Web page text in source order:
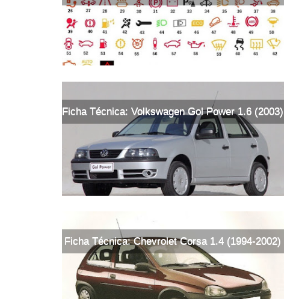
Ficha Técnica: Volkswagen Gol Power 1.6 (2003)
Ficha Técnica: Chevrolet Corsa 1.4 (1994-2002)